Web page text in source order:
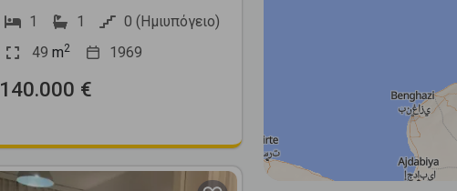
1
1
0 (Ημιυπόγειο)
49 m2 1969
140.000 €